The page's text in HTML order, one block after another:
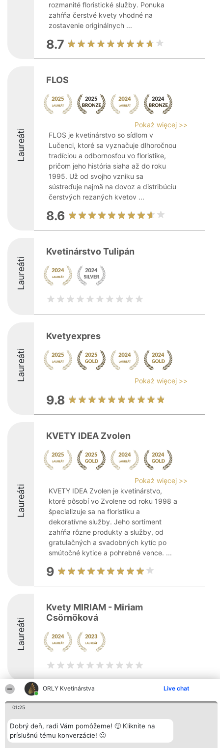
ORLY Kvetinárstva Live chat
01:25
Dobrý deň, radi Vám pomôžeme! 🙂 Kliknite na
príslušnú tému konverzácie! 🙂
rozmanité floristické služby. Ponuka
zahŕňa čerstvé kvety vhodné na
zostavenie originálnych ...
8.7
Laureáti
FLOS
Pokaż więcej >>
FLOS je kvetinárstvo so sídlom v
Lučenci, ktoré sa vyznačuje dlhoročnou
tradíciou a odbornosťou vo floristike,
pričom jeho história siaha až do roku
1995. Už od svojho vzniku sa
sústreďuje najmä na dovoz a distribúciu
čerstvých rezaných kvetov ...
8.6
Laureáti
Kvetinárstvo Tulipán
Laureáti
Kvetyexpres
Pokaż więcej >>
9.8
Laureáti
KVETY IDEA Zvolen
Pokaż więcej >>
KVETY IDEA Zvolen je kvetinárstvo,
ktoré pôsobí vo Zvolene od roku 1998 a
špecializuje sa na floristiku a
dekoratívne služby. Jeho sortiment
zahŕňa rôzne produkty a služby, od
gratulačných a svadobných kytíc po
smútočné kytice a pohrebné vence. ...
9
Laureáti
Kvety MIRIAM - Miriam
Csörnöková
Organizátor hodnotenia
Bright Side Solutions sp. z o.
ul. Ruska 22
Wrocław 50-079
KRS 0000749100 | Regon
381313360 | NIP 8943132676
Hodnotenie
wszystkich
Laureatów
Podmienky
Obchodné
Kontakt